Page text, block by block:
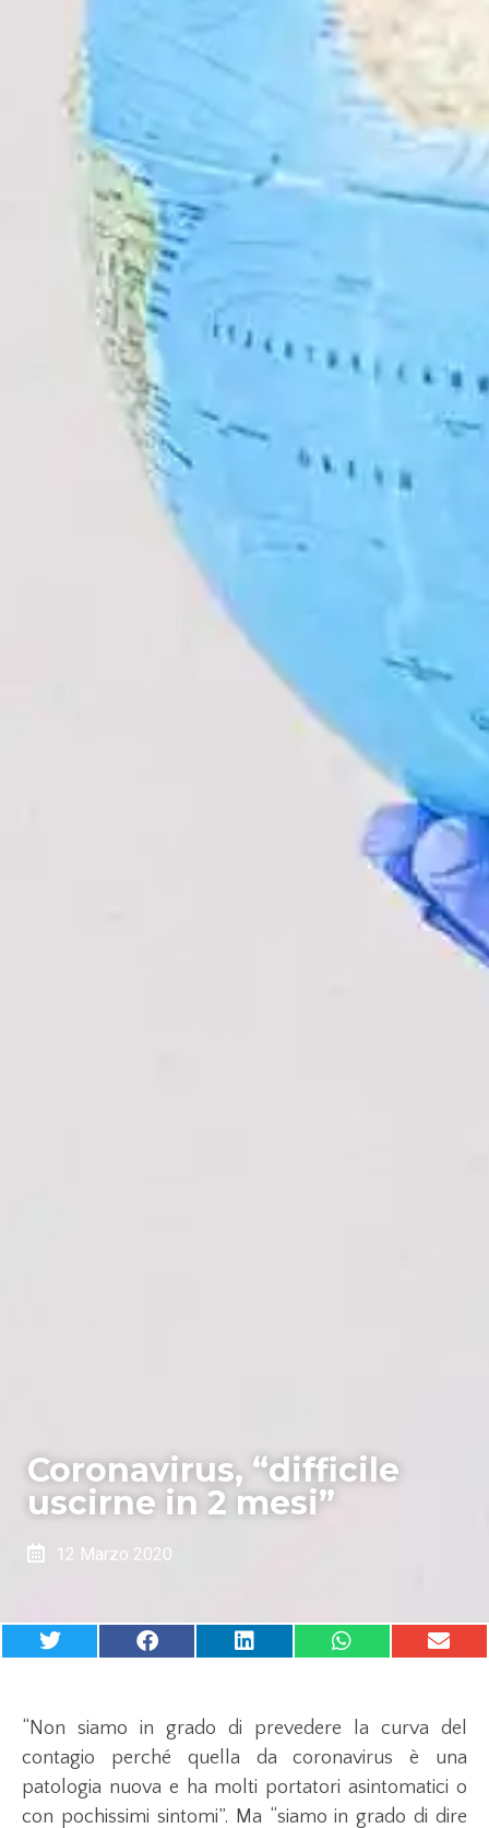
Coronavirus, “difficile
uscirne in 2 mesi”
12 Marzo 2020
“Non siamo in grado di prevedere la curva del
contagio perché quella da coronavirus è una
patologia nuova e ha molti portatori asintomatici o
con pochissimi sintomi”. Ma “siamo in grado di dire